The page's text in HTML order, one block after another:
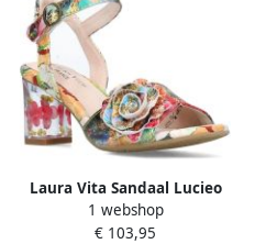
Laura Vita Sandaal Lucieo
25 SL1850-25 Rood Combi
1 webshop
€ 103,95